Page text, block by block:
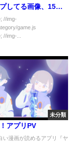
してる画像、15年
に動き出すｗｗｗ
//img-
game.js
//img-...
未分類
アプリPV
い漫画が読めるアプリ『ヤ